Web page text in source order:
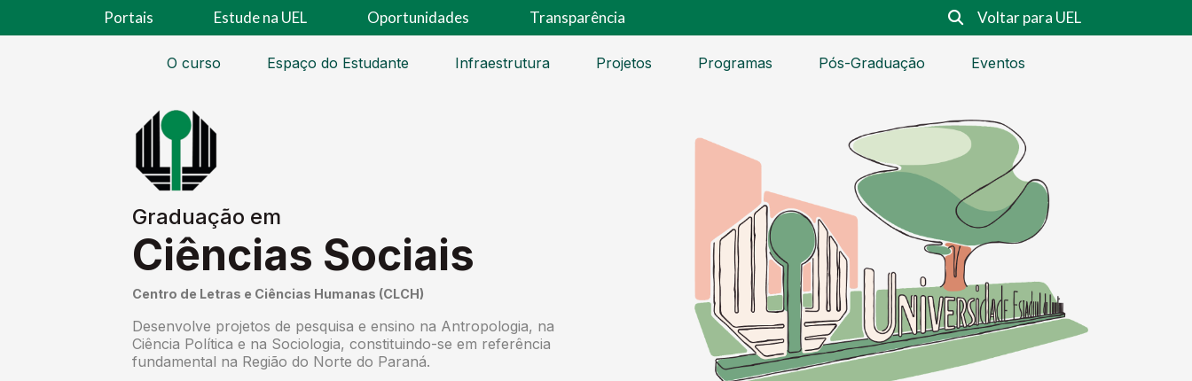
Portais Estude na UEL Oportunidades Transparência Voltar para UEL
O curso Espaço do Estudante Infraestrutura Projetos Programas Pós-Graduação Eventos
Graduação em
Ciências Sociais
Centro de Letras e Ciências Humanas (CLCH)
Desenvolve projetos de pesquisa e ensino na Antropologia, na
Ciência Política e na Sociologia, constituindo-se em referência
fundamental na Região do Norte do Paraná.